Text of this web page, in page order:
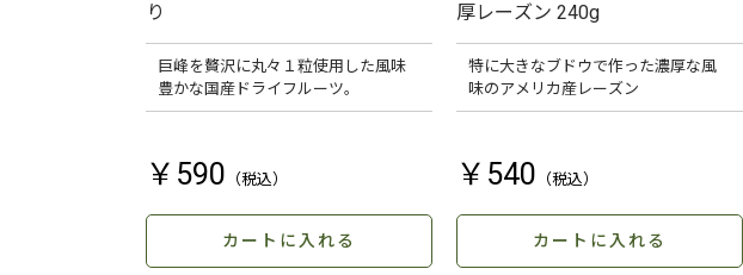
り
巨峰を贅沢に丸々１粒使用した風味
豊かな国産ドライフルーツ。
￥590
カートに入れる
厚レーズン 240g
特に大きなブドウで作った濃厚な風
味のアメリカ産レーズン
￥540
カートに入れる